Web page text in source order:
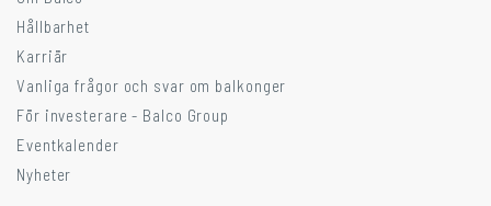
Hållbarhet
Karriär
Vanliga frågor och svar om balkonger
För investerare - Balco Group
Eventkalender
Nyheter